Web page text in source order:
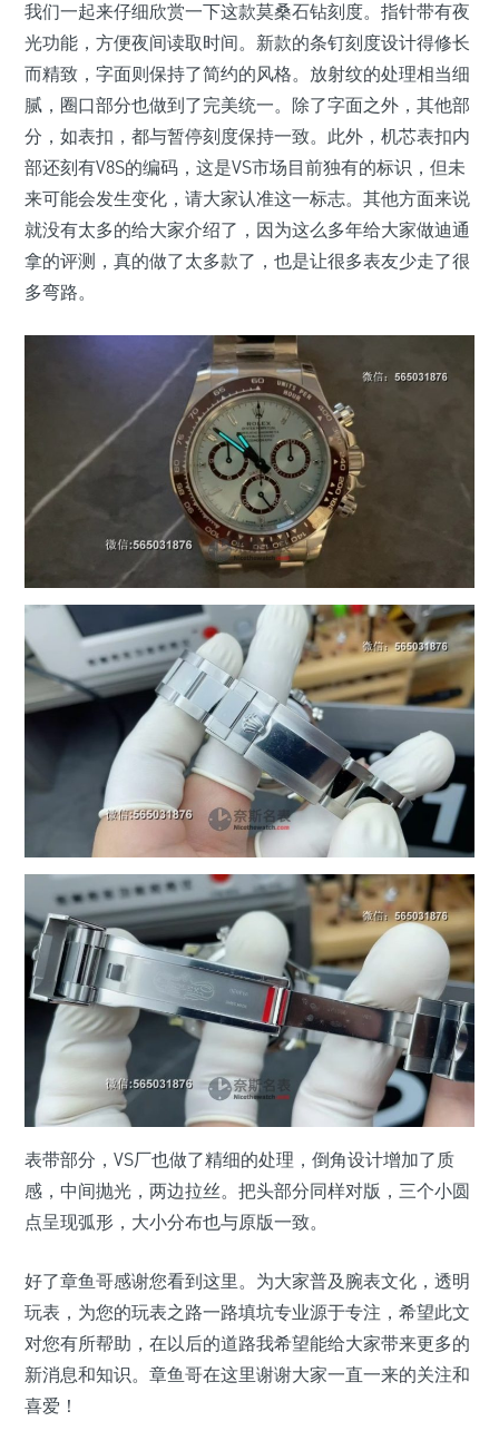
我们一起来仔细欣赏一下这款莫桑石钻刻度。指针带有夜
光功能，方便夜间读取时间。新款的条钉刻度设计得修长
而精致，字面则保持了简约的风格。放射纹的处理相当细
腻，圈口部分也做到了完美统一。除了字面之外，其他部
分，如表扣，都与暂停刻度保持一致。此外，机芯表扣内
部还刻有V8S的编码，这是VS市场目前独有的标识，但未
来可能会发生变化，请大家认准这一标志。其他方面来说
就没有太多的给大家介绍了，因为这么多年给大家做迪通
拿的评测，真的做了太多款了，也是让很多表友少走了很
多弯路。
表带部分，VS厂也做了精细的处理，倒角设计增加了质
感，中间抛光，两边拉丝。把头部分同样对版，三个小圆
点呈现弧形，大小分布也与原版一致。
好了章鱼哥感谢您看到这里。为大家普及腕表文化，透明
玩表，为您的玩表之路一路填坑专业源于专注，希望此文
对您有所帮助，在以后的道路我希望能给大家带来更多的
新消息和知识。章鱼哥在这里谢谢大家一直一来的关注和
喜爱！